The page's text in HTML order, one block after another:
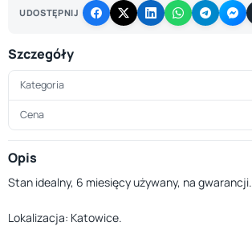
UDOSTĘPNIJ
Szczegóły
Kategoria
Cena
Opis
Stan idealny, 6 miesięcy używany, na gwarancji.
Lokalizacja: Katowice.